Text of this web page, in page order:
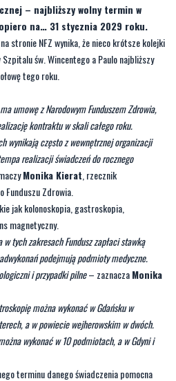
św. Wincentego a Paulo najbliższy
tego roku.
umowę z Narodowym Funduszem Zdrowia,
kontraktu w skali całego roku.
często z wewnętrznej organizacji
realizacji świadczeń do rocznego
Monika Kierat, rzecznik
Funduszu Zdrowia.
jak kolonoskopia, gastroskopia,
magnetyczny.
tych zakresach Fundusz zapłaci stawką
podejmują podmioty medyczne.
i przypadki pilne
można wykonać w Gdańsku w
a w powiecie wejherowskim w dwóch.
wykonać w 10 podmiotach, a w Gdyni i
terminu danego świadczenia pomocna
NFZ
infolinia pod numerem
naszym regionie? Chcecie aby